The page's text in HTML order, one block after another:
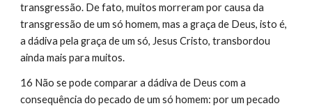
transgressão. De fato, muitos morreram por causa da
transgressão de um só homem, mas a graça de Deus, isto é,
a dádiva pela graça de um só, Jesus Cristo, transbordou
ainda mais para muitos.
16 Não se pode comparar a dádiva de Deus com a
consequência do pecado de um só homem: por um pecado